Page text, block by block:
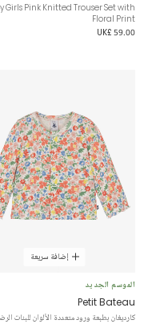
Girls Pink Knitted Trouser Set with
Floral Print
UK£ 59.00
إضافة سريعة
الموسم الجديد
Petit Bateau
كارديغان بطبعة ورود متعددة الألوان للبنات